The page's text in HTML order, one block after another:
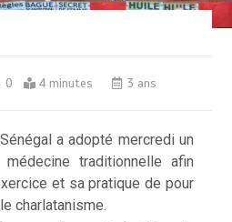
0 4 minutes 3 ans
a adopté mercredi un
traditionnelle afin
et sa pratique de pour
charlatanisme.